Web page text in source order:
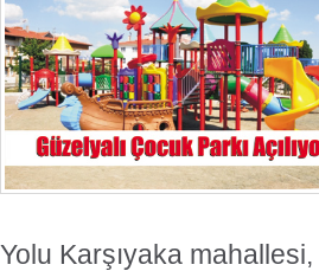
Yolu Karşıyaka